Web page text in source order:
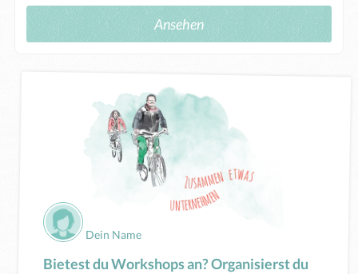
Ansehen
Dein Name
Bietest du Workshops an? Organisierst du